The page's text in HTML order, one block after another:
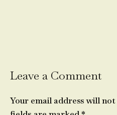
Leave a Comment
Your email address will